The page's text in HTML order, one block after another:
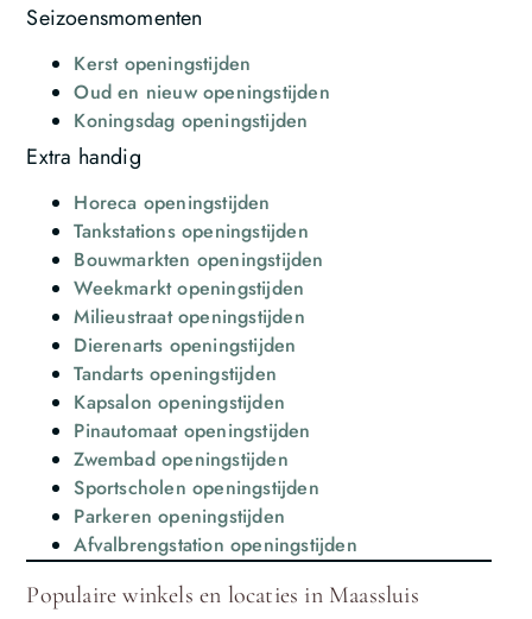
Seizoensmomenten
Kerst openingstijden
Oud en nieuw openingstijden
Koningsdag openingstijden
Extra handig
Horeca openingstijden
Tankstations openingstijden
Bouwmarkten openingstijden
Weekmarkt openingstijden
Milieustraat openingstijden
Dierenarts openingstijden
Tandarts openingstijden
Kapsalon openingstijden
Pinautomaat openingstijden
Zwembad openingstijden
Sportscholen openingstijden
Parkeren openingstijden
Afvalbrengstation openingstijden
Populaire winkels en locaties in Maassluis